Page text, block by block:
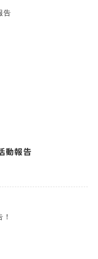
報告